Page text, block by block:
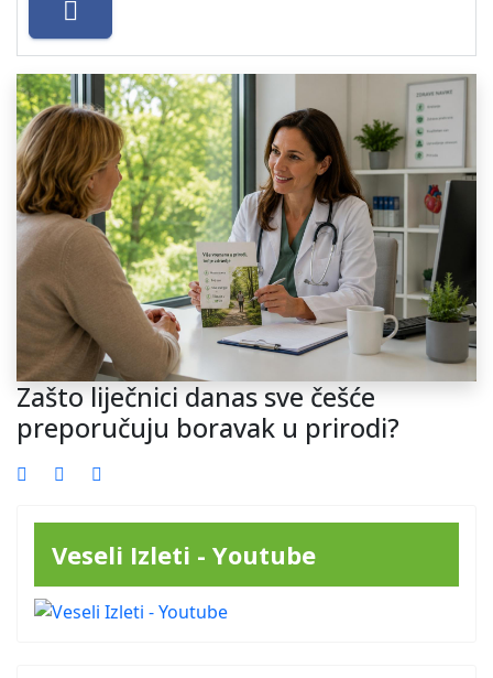
Zašto liječnici danas sve češće
preporučuju boravak u prirodi?
Veseli Izleti - Youtube